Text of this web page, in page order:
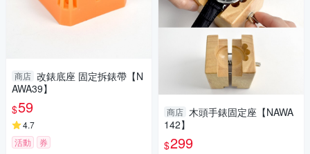
商店 改錶底座 固定拆錶帶【N
AWA39】
$59
4.7
活動
券
商店 木頭手錶固定座【NAWA
142】
$299